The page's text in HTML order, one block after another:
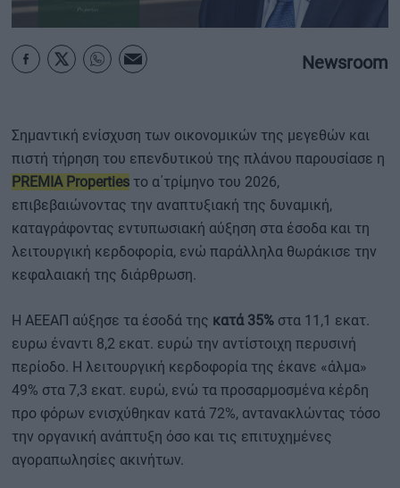
Newsroom
Σημαντική ενίσχυση των οικονομικών της μεγεθών και
πιστή τήρηση του επενδυτικού της πλάνου παρουσίασε η
PREMIA Properties το α΄τρίμηνο του 2026,
επιβεβαιώνοντας την αναπτυξιακή της δυναμική,
καταγράφοντας εντυπωσιακή αύξηση στα έσοδα και τη
λειτουργική κερδοφορία, ενώ παράλληλα θωράκισε την
κεφαλαιακή της διάρθρωση.
Η ΑΕΕΑΠ αύξησε τα έσοδά της κατά 35% στα 11,1 εκατ.
ευρω έναντι 8,2 εκατ. ευρώ την αντίστοιχη περυσινή
περίοδο. Η λειτουργική κερδοφορία της έκανε «άλμα»
49% στα 7,3 εκατ. ευρώ, ενώ τα προσαρμοσμένα κέρδη
προ φόρων ενισχύθηκαν κατά 72%, αντανακλώντας τόσο
την οργανική ανάπτυξη όσο και τις επιτυχημένες
αγοραπωλησίες ακινήτων.